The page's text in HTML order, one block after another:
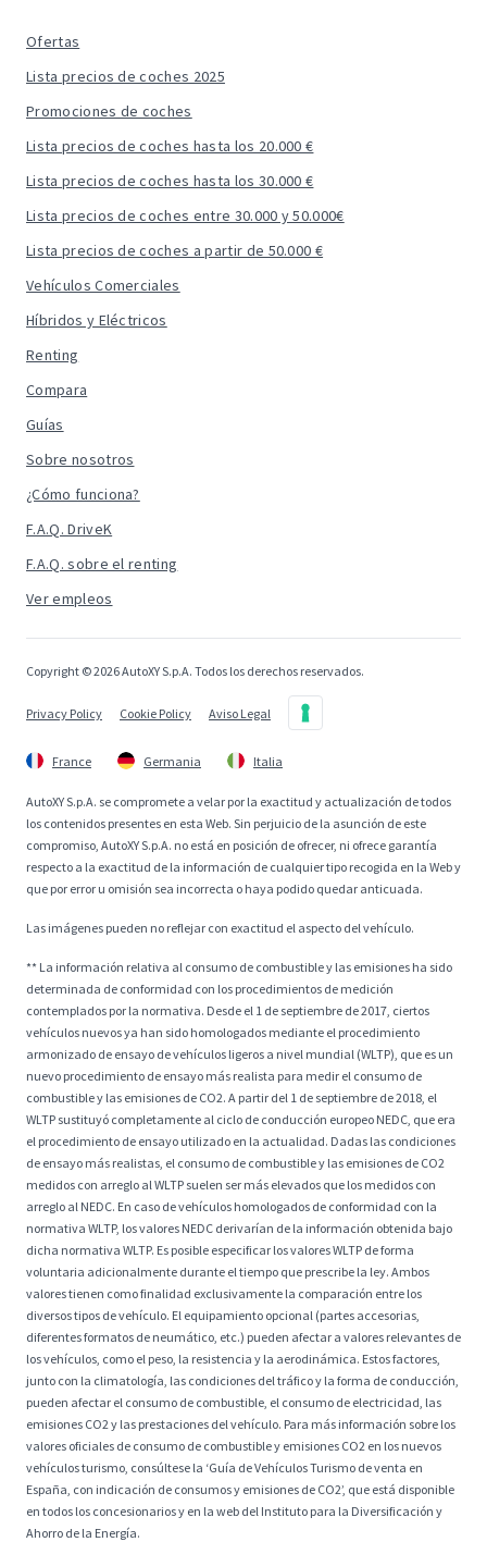
Ofertas
Lista precios de coches 2025
Promociones de coches
Lista precios de coches hasta los 20.000 €
Lista precios de coches hasta los 30.000 €
Lista precios de coches entre 30.000 y 50.000€
Lista precios de coches a partir de 50.000 €
Vehículos Comerciales
Híbridos y Eléctricos
Renting
Compara
Guías
Sobre nosotros
¿Cómo funciona?
F.A.Q. DriveK
F.A.Q. sobre el renting
Ver empleos
Copyright © 2026 AutoXY S.p.A. Todos los derechos reservados.
Privacy Policy Cookie Policy Aviso Legal
France Germania Italia
AutoXY S.p.A. se compromete a velar por la exactitud y actualización de todos
los contenidos presentes en esta Web. Sin perjuicio de la asunción de este
compromiso, AutoXY S.p.A. no está en posición de ofrecer, ni ofrece garantía
respecto a la exactitud de la información de cualquier tipo recogida en la Web y
que por error u omisión sea incorrecta o haya podido quedar anticuada.
Las imágenes pueden no reflejar con exactitud el aspecto del vehículo.
** La información relativa al consumo de combustible y las emisiones ha sido
determinada de conformidad con los procedimientos de medición
contemplados por la normativa. Desde el 1 de septiembre de 2017, ciertos
vehículos nuevos ya han sido homologados mediante el procedimiento
armonizado de ensayo de vehículos ligeros a nivel mundial (WLTP), que es un
nuevo procedimiento de ensayo más realista para medir el consumo de
combustible y las emisiones de CO2. A partir del 1 de septiembre de 2018, el
WLTP sustituyó completamente al ciclo de conducción europeo NEDC, que era
el procedimiento de ensayo utilizado en la actualidad. Dadas las condiciones
de ensayo más realistas, el consumo de combustible y las emisiones de CO2
medidos con arreglo al WLTP suelen ser más elevados que los medidos con
arreglo al NEDC. En caso de vehículos homologados de conformidad con la
normativa WLTP, los valores NEDC derivarían de la información obtenida bajo
dicha normativa WLTP. Es posible especificar los valores WLTP de forma
voluntaria adicionalmente durante el tiempo que prescribe la ley. Ambos
valores tienen como finalidad exclusivamente la comparación entre los
diversos tipos de vehículo. El equipamiento opcional (partes accesorias,
diferentes formatos de neumático, etc.) pueden afectar a valores relevantes de
los vehículos, como el peso, la resistencia y la aerodinámica. Estos factores,
junto con la climatología, las condiciones del tráfico y la forma de conducción,
pueden afectar el consumo de combustible, el consumo de electricidad, las
emisiones CO2 y las prestaciones del vehículo. Para más información sobre los
valores oficiales de consumo de combustible y emisiones CO2 en los nuevos
vehículos turismo, consúltese la ‘Guía de Vehículos Turismo de venta en
España, con indicación de consumos y emisiones de CO2’, que está disponible
en todos los concesionarios y en la web del Instituto para la Diversificación y
Ahorro de la Energía.